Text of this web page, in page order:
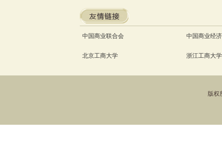
中国商业联合会 中国商业经
北京工商大学 浙江工商大学
版